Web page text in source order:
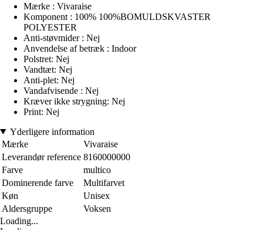
Mærke : Vivaraise
Komponent : 100% 100%BOMULDSKVASTER
POLYESTER
Anti-støvmider : Nej
Anvendelse af betræk : Indoor
Polstret: Nej
Vandtæt: Nej
Anti-plet: Nej
Vandafvisende : Nej
Kræver ikke strygning: Nej
Print: Nej
Yderligere information
Mærke
Vivaraise
Leverandør reference 8160000000
Farve
multico
Dominerende farve
Multifarvet
Køn
Unisex
Aldersgruppe
Voksen
Loading...